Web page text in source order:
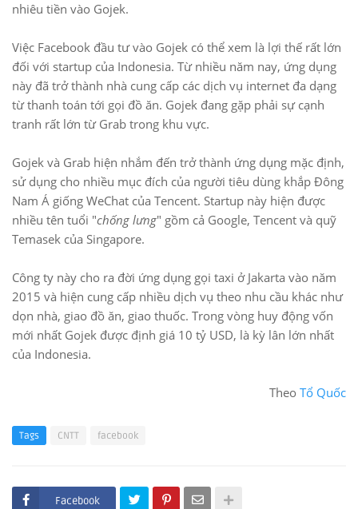
nhiêu tiền vào Gojek.
Việc Facebook đầu tư vào Gojek có thể xem là lợi thế rất lớn
đối với startup của Indonesia. Từ nhiều năm nay, ứng dụng
này đã trở thành nhà cung cấp các dịch vụ internet đa dạng
từ thanh toán tới gọi đồ ăn. Gojek đang gặp phải sự cạnh
tranh rất lớn từ Grab trong khu vực.
Gojek và Grab hiện nhắm đến trở thành ứng dụng mặc định,
sử dụng cho nhiều mục đích của người tiêu dùng khắp Đông
Nam Á giống WeChat của Tencent. Startup này hiện được
nhiều tên tuổi "chống lưng" gồm cả Google, Tencent và quỹ
Temasek của Singapore.
Công ty này cho ra đời ứng dụng gọi taxi ở Jakarta vào năm
2015 và hiện cung cấp nhiều dịch vụ theo nhu cầu khác như
dọn nhà, giao đồ ăn, giao thuốc. Trong vòng huy động vốn
mới nhất Gojek được định giá 10 tỷ USD, là kỳ lân lớn nhất
của Indonesia.
Theo Tổ Quốc
Tags CNTT facebook
Facebook